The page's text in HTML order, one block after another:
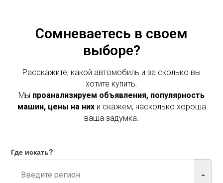
Сомневаетесь в своем
выборе?
Расскажите, какой автомобиль и за сколько вы
хотите купить.
Мы проанализируем объявления, популярность
машин, цены на нихи скажем, насколько хороша
ваша задумка.
Где искать?